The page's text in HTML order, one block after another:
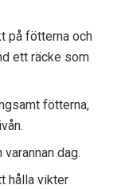
på fötterna och
ett räcke som
fötterna,
dag.
hålla vikter